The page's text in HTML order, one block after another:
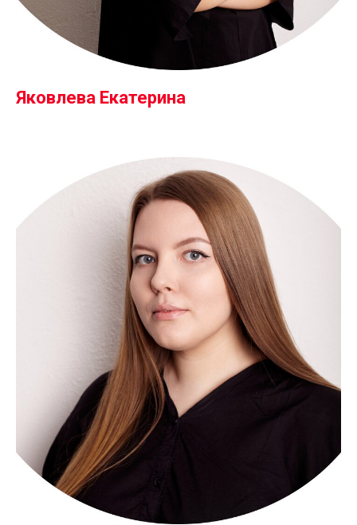
Яковлева Екатерина
Оставляя заявку на сайте вы соглашаетесь условиями политики
конфиденциальности и обработкой персональных данных